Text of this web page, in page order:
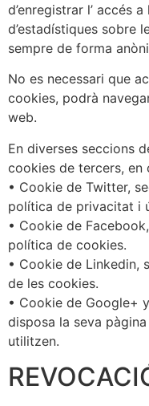
d’enregistrar l’ accés
d’estadístiques sobre
sempre de forma
No es necessari que
cookies, podrà
web.
En diverses seccions
cookies de tercers, en
• Cookie de Twitter,
política de privacitat i
• Cookie de
política de cookies.
• Cookie de Linkedin,
de les cookies.
• Cookie de Google+
disposa la seva
utilitzen.